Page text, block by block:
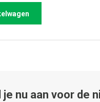
je nu aan voor de